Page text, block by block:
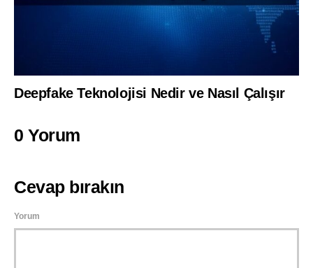
Deepfake Teknolojisi Nedir ve Nasıl Çalışır
0 Yorum
Cevap bırakın
Yorum